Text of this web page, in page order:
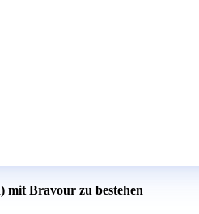
mit Bravour zu bestehen